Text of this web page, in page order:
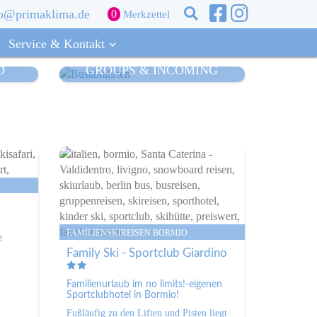
Search
this
Suche
0 Merkzettel
JAPAN
USA
& SKIADVENTURES
Service & Kontakt
GROUPS & INCOMING
FAMILIENSKIREISEN BORMIO
Family Ski - Sportclub Giardino
Familienurlaub im no limits!-eigenen
Sportclubhotel in Bormio!
Fußläufig zu den Liften und Pisten liegt